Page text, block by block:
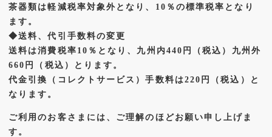
【新茶】煎茶 粉茶 ができました☆彡 ※発送はご予
約順となります
2026.05.20
【新茶】深むしかぶせ茶ができました☆彡 ※発送はご
予約順となります
茶器類は軽減税率対象外となり、10％の標準税率となり
ます。
◆送料、代引手数料の変更
送料は消費税率10％となり、九州内440円（税込）九州外
660円（税込）とります。
代金引換（コレクトサービス）手数料は220円（税込）と
なります。
ご利用のお客さまには、ご理解のほどお願い申し上げま
す。